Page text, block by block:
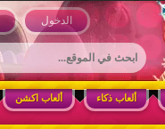
الدخول
ألعاب ذكاء ألعاب اكشن